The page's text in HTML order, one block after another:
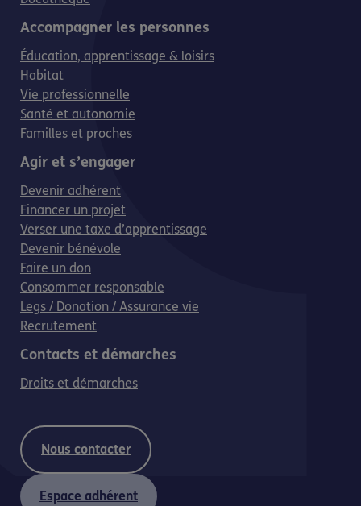
Accompagner les personnes
Éducation, apprentissage & loisirs
Habitat
Vie professionnelle
Santé et autonomie
Familles et proches
Agir et s’engager
Devenir adhérent
Financer un projet
Verser une taxe d’apprentissage
Devenir bénévole
Faire un don
Consommer responsable
Legs / Donation / Assurance vie
Recrutement
Contacts et démarches
Droits et démarches
Nous contacter
Espace adhérent